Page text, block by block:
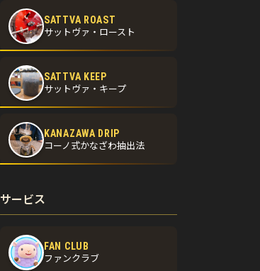
SATTVA ROAST
サットヴァ・ロースト
SATTVA KEEP
サットヴァ・キープ
KANAZAWA DRIP
コーノ式かなざわ抽出法
サービス
FAN CLUB
ファンクラブ